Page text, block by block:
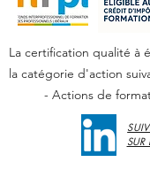
SUR
La certification qualité à
la catégorie d'action
- Actions de